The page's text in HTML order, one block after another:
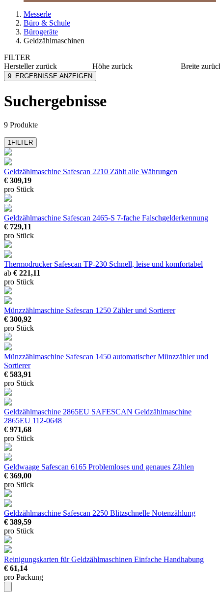
Messerle
Büro & Schule
Bürogeräte
Geldzählmaschinen
FILTER
Herstellerzurück
Safescan
Höhe zurück
mehr anzeigen
Breite
9 ERGEBNISSE ANZEIGEN
Suchergebnisse
9 Produkte
1FILTER
Geldzählmaschine Safescan 2210 Zählt alle Währungen
€ 309,19
pro Stück
Geldzählmaschine Safescan 2465-S 7-fache Falschgelderkennung
€ 729,11
pro Stück
Thermodrucker Safescan TP-230 Schnell, leise und komfortabel
ab € 221,11
pro Stück
Münzzählmaschine Safescan 1250 Zähler und Sortierer
€ 300,92
pro Stück
Münzzählmaschine Safescan 1450 automatischer Münzzähler und
Sortierer
€ 583,91
pro Stück
Geldzählmaschine 2865EU SAFESCAN Geldzählmaschine
2865EU 112-0648
€ 971,68
pro Stück
Geldwaage Safescan 6165 Problemloses und genaues Zählen
€ 369,00
pro Stück
Geldzählmaschine Safescan 2250 Blitzschnelle Notenzählung
€ 389,59
pro Stück
Reinigungskarten für Geldzählmaschinen Einfache Handhabung
€ 61,14
pro Packung